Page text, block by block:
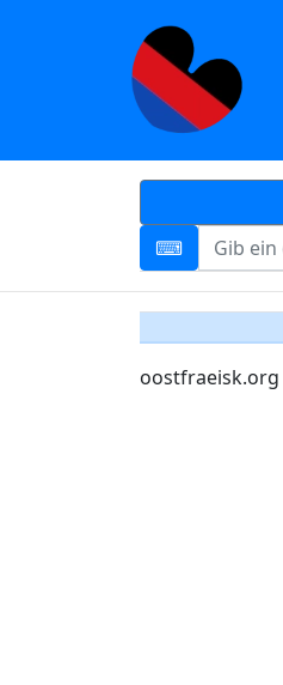
oostfraeisk.org